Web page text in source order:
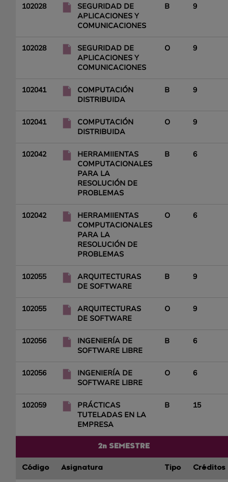
102028
SEGURIDAD DE
APLICACIONES Y
COMUNICACIONES
B 9
102028
SEGURIDAD DE
APLICACIONES Y
COMUNICACIONES
O 9
102041
COMPUTACIÓN
DISTRIBUIDA
B 9
102041
COMPUTACIÓN
DISTRIBUIDA
O 9
102042
HERRAMIIENTAS
COMPUTACIONALES
PARA LA
RESOLUCIÓN DE
PROBLEMAS
B 6
102042
HERRAMIIENTAS
COMPUTACIONALES
PARA LA
RESOLUCIÓN DE
PROBLEMAS
O 6
102055
ARQUITECTURAS
DE SOFTWARE
B 9
102055
ARQUITECTURAS
DE SOFTWARE
O 9
102056
INGENIERÍA DE
SOFTWARE LIBRE
B 6
102056
INGENIERÍA DE
SOFTWARE LIBRE
O 6
102059
PRÁCTICAS
TUTELADAS EN LA
EMPRESA
B 15
2n SEMESTRE
Código Asignatura Tipo Créditos